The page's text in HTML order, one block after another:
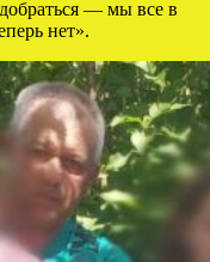
— мы все в
нет».